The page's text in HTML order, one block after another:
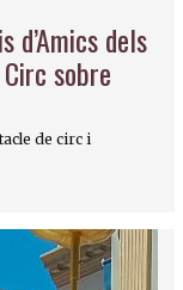
d’Amics dels
sobre
de circ i